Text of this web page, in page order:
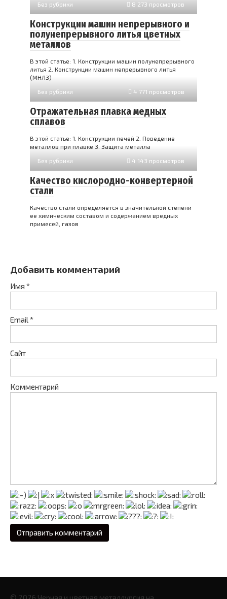
Без рубрики
8 273 просмотров
Конструкции машин непрерывного и
полунепрерывного литья цветных
металлов
В этой статье: 1. Конструкции машин полунепрерывного
литья 2. Конструкции машин непрерывного литья
(МНЛЗ)
Без рубрики
4 771 просмотров
Отражательная плавка медных
сплавов
В этой статье: 1. Конструкции печей 2. Поведение
металлов при плавке 3. Защита металла
Без рубрики
4 143 просмотров
Качество кислородно-конвертерной
стали
Качество стали определяется в значительной степени
ее химическим составом и содержанием вредных
примесей, газов
Добавить комментарий
Имя *
Email*
Сайт
Комментарий